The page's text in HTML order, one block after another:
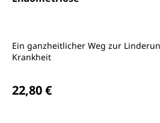
Ein ganzheitlicher Weg zur
Krankheit
22,80 €